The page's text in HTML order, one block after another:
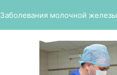
Заболевания молочной железы